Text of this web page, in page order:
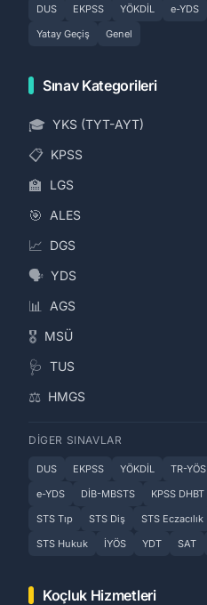
DUS
EKPSS YÖKDİL e-YDS
Yatay Geçiş
Genel
Sınav Kategorileri
🎓 YKS (TYT-AYT)
📋 KPSS
🏫 LGS
🎯 ALES
📈 DGS
🗣️ YDS
📊 AGS
🎖️ MSÜ
🩺 TUS
⚖️ HMGS
DIGER SINAVLAR
DUS EKPSS YÖKDİL TR-YÖS
e-YDS
DİB-MBSTS KPSS DHBT
STS Tıp
STS Diş STS Eczacılık
STS Hukuk
İYÖS YDT SAT
Koçluk Hizmetleri